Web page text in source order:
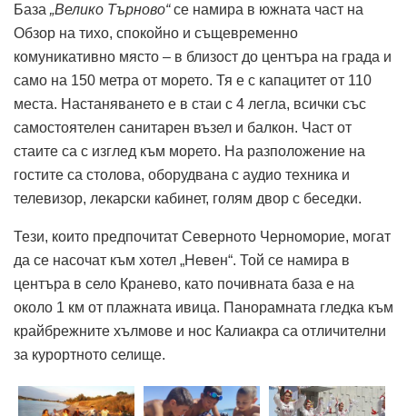
База „Велико Търново“се намира в южната част на
Обзор на тихо, спокойно и същевременно
комуникативно място – в близост до центъра на града и
само на 150 метра от морето. Тя е с капацитет от 110
места. Настаняването е в стаи с 4 легла, всички със
самостоятелен санитарен възел и балкон. Част от
стаите са с изглед към морето. На разположение на
гостите са столова, оборудвана с аудио техника и
телевизор, лекарски кабинет, голям двор с беседки.
Тези, които предпочитат Северното Черноморие, могат
да се насочат към хотел „Невен“. Той се намира в
центъра в село Кранево, като почивната база е на
около 1 км от плажната ивица. Панорамната гледка към
крайбрежните хълмове и нос Калиакра са отличителни
за курортното селище.